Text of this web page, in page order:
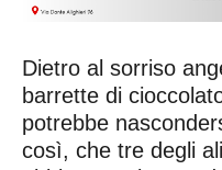
Dietro al sorriso
barrette di
potrebbe
così, che tre degli